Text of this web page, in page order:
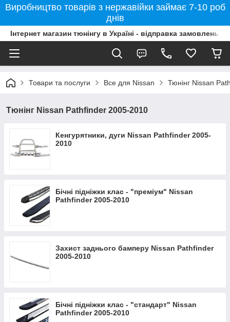
Виробництво товарів з нержавійки займає 7-10 роб
днів
Інтернет магазин тюнінгу в Україні - відправка замовлень
Товари та послуги Все для Nissan Тюнінг Nissan
Тюнінг Nissan Pathfinder 2005-2010
Кенгурятники, дуги Nissan Pathfinder 2005-
2010
Бічні підніжки клас - "преміум" Nissan
Pathfinder 2005-2010
Захист заднього бамперу Nissan Pathfinder
2005-2010
Бічні підніжки клас - "стандарт" Nissan
Pathfinder 2005-2010